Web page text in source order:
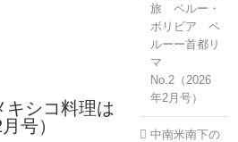
キシコ料理は
号）
旅 ペルー・
ボリビア ペ
ルーー首都リ
マ
No.2（2026
年2月号）
中南米南下の